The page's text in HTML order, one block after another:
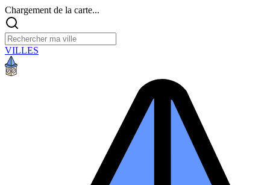
Chargement de la carte...
VILLES